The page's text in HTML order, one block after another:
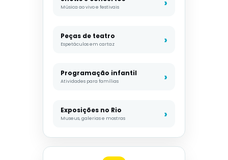
Música ao vivo e festivais
Peças de teatro
Espetáculos em cartaz
Programação infantil
Atividades para famílias
Exposições no Rio
Museus, galerias e mostras